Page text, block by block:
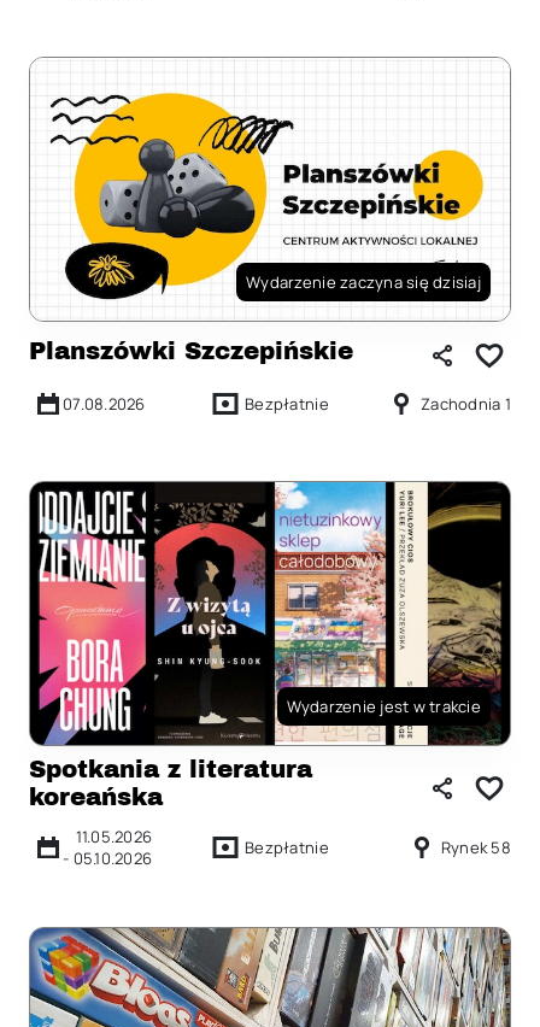
Wydarzenie zaczyna się dzisiaj
Planszówki Szczepińskie
07.08.2026 Bezpłatnie Zachodnia 1
Wydarzenie jest w trakcie
Spotkania z literatura
koreańska
11.05.2026
- 05.10.2026 Bezpłatnie Rynek 58